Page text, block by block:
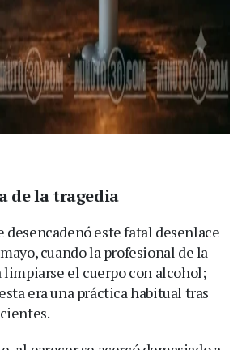
de la tragedia
desencadenó este fatal desenlace
cuando la profesional de la
limpiarse el cuerpo con alcohol;
era una práctica habitual tras